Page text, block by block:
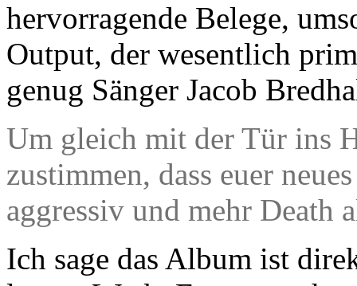
hervorragende Belege,
Output, der wesentlich
genug Sänger Jacob
Um gleich mit der Tür ins
zustimmen, dass euer
aggressiv und mehr Death
Ich sage das Album ist